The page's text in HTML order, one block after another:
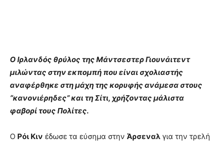
Ο Ιρλανδός θρύλος της Μάντσεστερ Γιουνάιτεντ
μιλώντας στην εκπομπή που είναι σχολιαστής
αναφέρθηκε στη μάχη της κορυφής ανάμεσα στους
“κανονιέρηδες” και τη Σίτι, χρήζοντας μάλιστα
φαβορί τους Πολίτες.
Ο Ρόι Κιν έδωσε τα εύσημα στην Άρσεναλ για την τρελή